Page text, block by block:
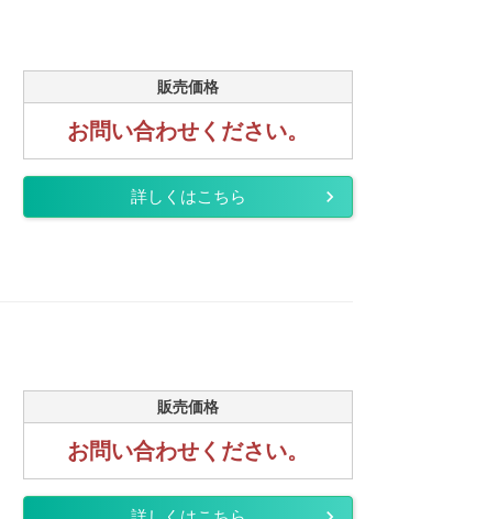
販売価格
お問い合わせください。
詳しくはこちら
販売価格
お問い合わせください。